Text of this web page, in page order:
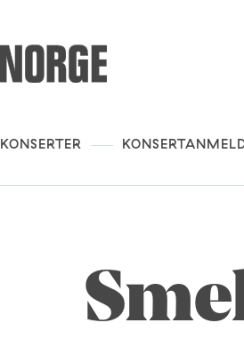
KONSERTER